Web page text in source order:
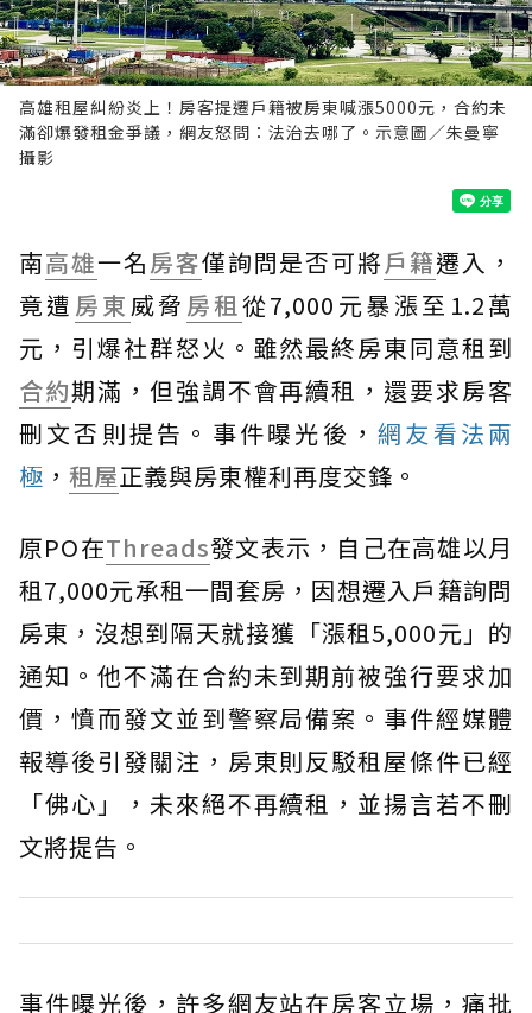
高雄租屋糾紛炎上！房客提遷戶籍被房東喊漲5000元，合約未
滿卻爆發租金爭議，網友怒問：法治去哪了。示意圖／朱曼寧
攝影
南高雄一名房客僅詢問是否可將戶籍遷入，
竟遭 房東 威脅 房租從7,000元暴漲至1.2萬
元，引爆社群怒火。雖然最終房東同意租到
合約期滿，但強調不會再續租，還要求房客
刪文否則提告。事件曝光後，網友看法兩
極 ， 租屋正義與房東權利再度交鋒。
原PO在Threads發文表示，自己在高雄以月
租7,000元承租一間套房，因想遷入戶籍詢問
房東，沒想到隔天就接獲「漲租5,000元」的
通知。他不滿在合約未到期前被強行要求加
價，憤而發文並到警察局備案。事件經媒體
報導後引發關注，房東則反駁租屋條件已經
「佛心」，未來絕不再續租，並揚言若不刪
文將提告。
事件曝光後，許多網友站在房客立場，痛批